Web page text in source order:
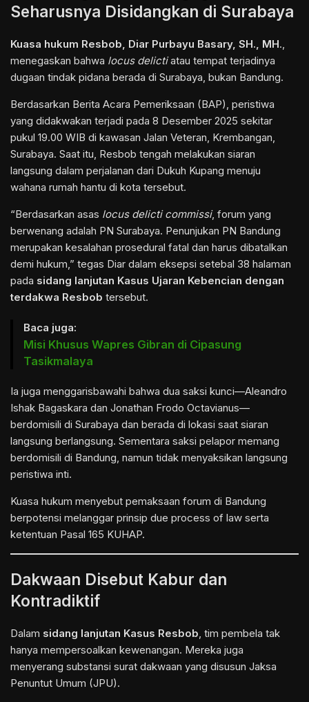
Seharusnya Disidangkan di Surabaya
Kuasa hukum Resbob, Diar Purbayu Basary, SH., MH.,
menegaskan bahwa locus delictiatau tempat terjadinya
dugaan tindak pidana berada di Surabaya, bukan Bandung.
Berdasarkan Berita Acara Pemeriksaan (BAP), peristiwa
yang didakwakan terjadi pada 8 Desember 2025 sekitar
pukul 19.00 WIB di kawasan Jalan Veteran, Krembangan,
Surabaya. Saat itu, Resbob tengah melakukan siaran
langsung dalam perjalanan dari Dukuh Kupang menuju
wahana rumah hantu di kota tersebut.
“Berdasarkan asas locus delicti commissi, forum yang
berwenang adalah PN Surabaya. Penunjukan PN Bandung
merupakan kesalahan prosedural fatal dan harus dibatalkan
demi hukum,” tegas Diar dalam eksepsi setebal 38 halaman
pada sidang lanjutan Kasus Ujaran Kebencian dengan
terdakwa Resbob tersebut.
Baca juga:
Misi Khusus Wapres Gibran di Cipasung
Tasikmalaya
Ia juga menggarisbawahi bahwa dua saksi kunci—Aleandro
Ishak Bagaskara dan Jonathan Frodo Octavianus—
berdomisili di Surabaya dan berada di lokasi saat siaran
langsung berlangsung. Sementara saksi pelapor memang
berdomisili di Bandung, namun tidak menyaksikan langsung
peristiwa inti.
Kuasa hukum menyebut pemaksaan forum di Bandung
berpotensi melanggar prinsip due process of law serta
ketentuan Pasal 165 KUHAP.
Dakwaan Disebut Kabur dan
Kontradiktif
Dalam sidang lanjutan Kasus Resbob, tim pembela tak
hanya mempersoalkan kewenangan. Mereka juga
menyerang substansi surat dakwaan yang disusun Jaksa
Penuntut Umum (JPU).